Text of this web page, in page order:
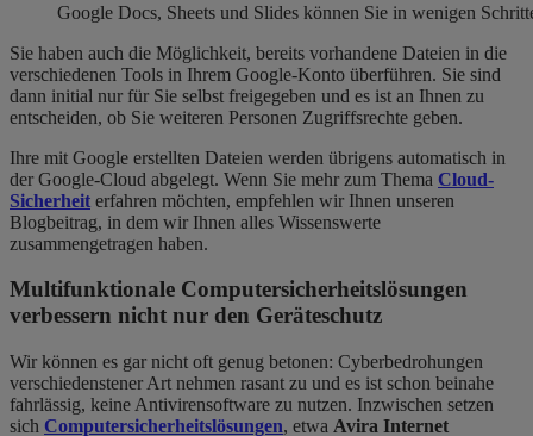
Google Docs, Sheets und Slides können Sie in wenigen
Sie haben auch die Möglichkeit, bereits vorhandene Dateien in die
verschiedenen Tools in Ihrem Google-Konto überführen. Sie sind
dann initial nur für Sie selbst freigegeben und es ist an Ihnen zu
entscheiden, ob Sie weiteren Personen Zugriffsrechte geben.
Ihre mit Google erstellten Dateien werden übrigens automatisch in
der Google-Cloud abgelegt. Wenn Sie mehr zum Thema Cloud-
Sicherheit erfahren möchten, empfehlen wir Ihnen unseren
Blogbeitrag, in dem wir Ihnen alles Wissenswerte
zusammengetragen haben.
Multifunktionale Computersicherheitslösungen
verbessern nicht nur den Geräteschutz
Wir können es gar nicht oft genug betonen: Cyberbedrohungen
verschiedenstener Art nehmen rasant zu und es ist schon beinahe
fahrlässig, keine Antivirensoftware zu nutzen. Inzwischen setzen
sich Computersicherheitslösungen, etwa Avira Internet